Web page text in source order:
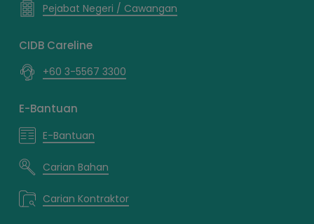
Pejabat Negeri / Cawangan
CIDB Careline
+60 3-5567 3300
E-Bantuan
E-Bantuan
Carian Bahan
Carian Kontraktor